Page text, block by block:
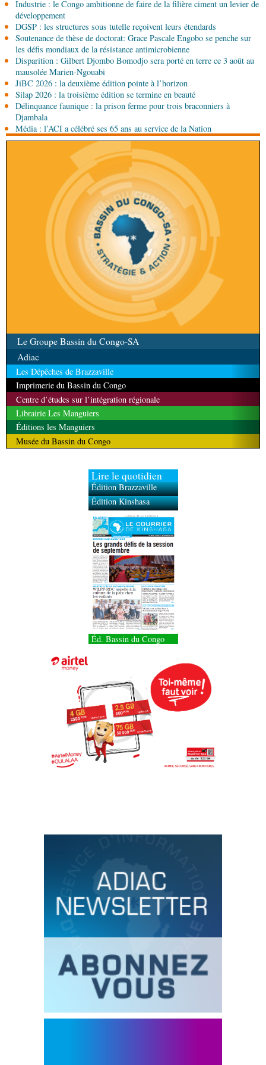
07-08-2026 11:03
SportFootball, le week-end des Diables rouges et
des Congolais de la diaspora en Coupes d'Europe
(matches aller du 3e tour)
07-08-2026 10:15
Afrique-MondeAfrique de l'Ouest : les mafias du
numérique inventent une nouvelle traite humaine
Sport Nzango: Sylvie Malonga élue présidente du
bureau exécutif d’Afis sport Pointe-Noire
Industrie : le Congo ambitionne de faire de la filière ciment un levier de
développement
DGSP : les structures sous tutelle reçoivent leurs étendards
Soutenance de thèse de doctorat: Grace Pascale Engobo se penche sur
les défis mondiaux de la résistance antimicrobienne
Disparition : Gilbert Djombo Bomodjo sera porté en terre ce 3 août au
mausolée Marien-Ngouabi
JiBC 2026 : la deuxième édition pointe à l’horizon
Silap 2026 : la troisième édition se termine en beauté
Délinquance faunique : la prison ferme pour trois braconniers à
Djambala
Média : l’ACI a célébré ses 65 ans au service de la Nation
Le Groupe Bassin du Congo-SA
Adiac
Les Dépêches de Brazzaville
Imprimerie du Bassin du Congo
Centre d’études sur l’intégration régionale
Librairie Les Manguiers
Éditions les Manguiers
Musée du Bassin du Congo
Lire le quotidien
Édition Brazzaville
Édition Kinshasa
Éd. Bassin du Congo